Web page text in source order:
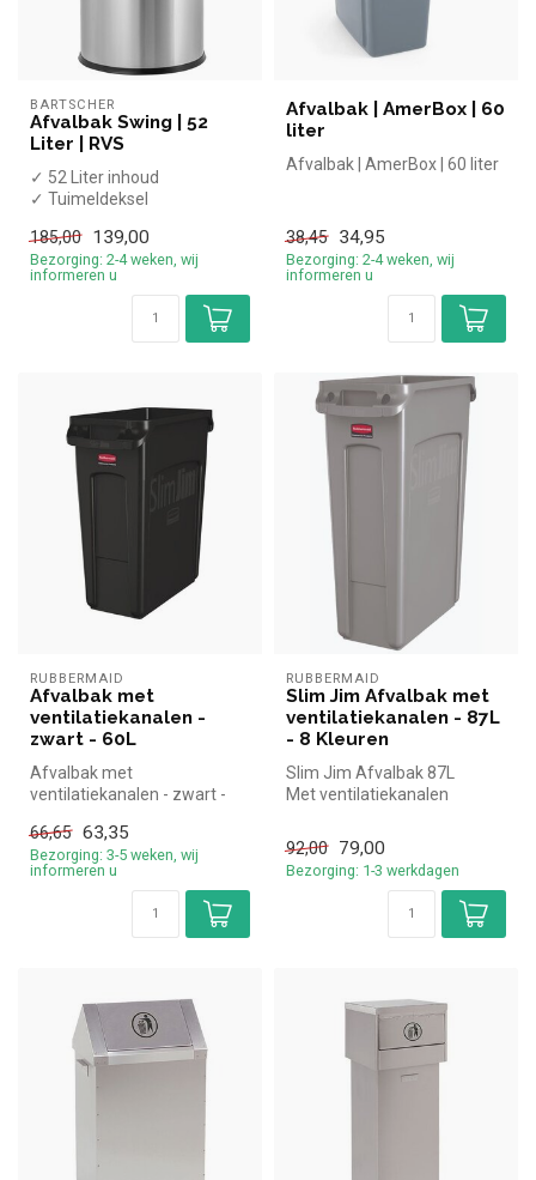
BARTSCHER
Afvalbak Swing | 52
Liter | RVS
✓ 52 Liter inhoud
✓ Tuimeldeksel
✓ Breedte 39 cm, diepte 39
cm, hoogte ...
185,00 139,00
Bezorging: 2-4 weken, wij
informeren u
Afvalbak | AmerBox | 60
liter
Afvalbak | AmerBox | 60 liter
38,45 34,95
Bezorging: 2-4 weken, wij
informeren u
RUBBERMAID
Afvalbak met
ventilatiekanalen -
zwart - 60L
Afvalbak met
ventilatiekanalen - zwart -
voor in de h...
66,65 63,35
Bezorging: 3-5 weken, wij
informeren u
RUBBERMAID
Slim Jim Afvalbak met
ventilatiekanalen - 87L
- 8 Kleuren
Slim Jim Afvalbak 87L
Met ventilatiekanalen
92,00
79,00
Bezorging: 1-3 werkdagen